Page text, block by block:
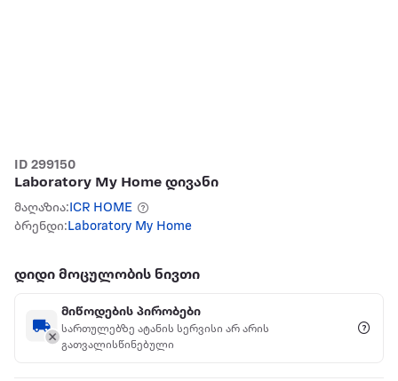
ID 299150
Laboratory My Home დივანი
მაღაზია: ICR HOME
ბრენდი: Laboratory My Home
დიდი მოცულობის ნივთი
მიწოდების პირობები
სართულებზე ატანის სერვისი არ არის
გათვალისწინებული